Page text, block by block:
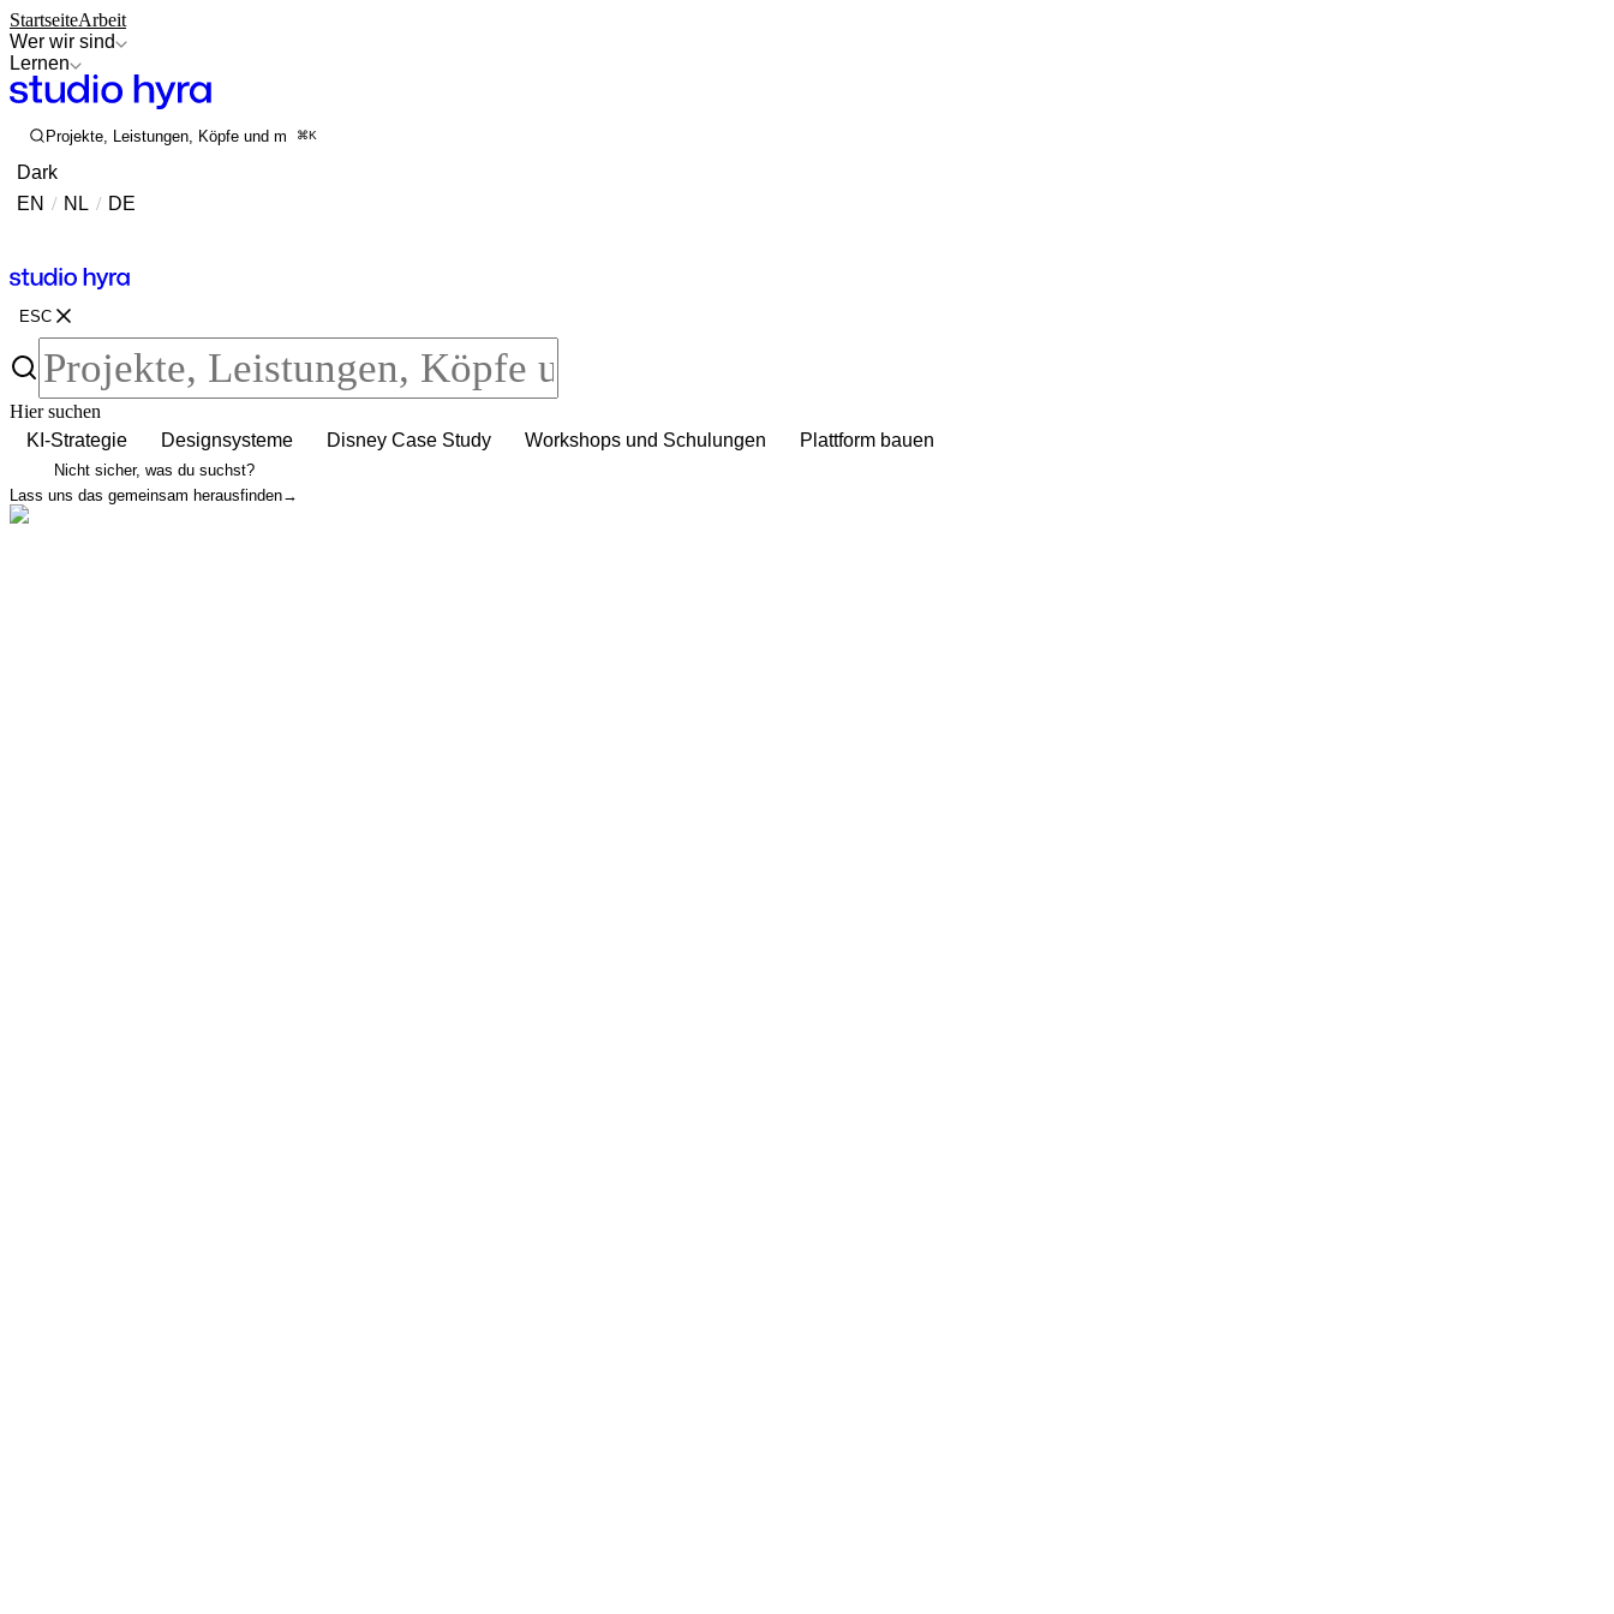
StartseiteArbeit
Wer wir sind
Lernen
Projekte, Leistungen, Köpfe und mehr durchsuchen
⌘K
Dark
EN / NL / DE
ESC
Hier suchen
KI-Strategie
Designsysteme Disney Case Study Workshops und Schulungen Plattform bauen
Nicht sicher, was du suchst?
Lass uns das gemeinsam herausfinden→